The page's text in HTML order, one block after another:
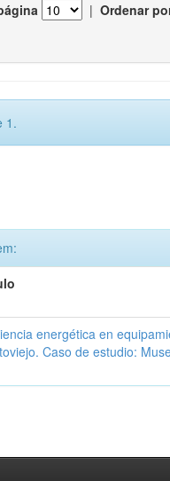
| Ordenar
1.
energética en
Caso de estudio: